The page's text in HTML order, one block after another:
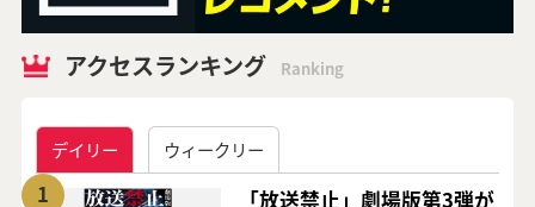
アクセスランキング Ranking
デイリー ウィークリー
1
「放送禁止」劇場版第3弾が